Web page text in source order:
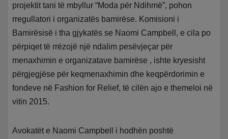
projektit tani të mbyllur “Moda për Ndihmë”, pohon
rregullatori i organizatës bamirëse. Komisioni i
Bamirësisë i tha gjykatës se Naomi Campbell, e cila po
përpiqet të rrëzojë një ndalim pesëvjeçar për
menaxhimin e organizatave bamirëse , ishte kryesisht
përgjegjëse për keqmenaxhimin dhe keqpërdorimin e
fondeve në Fashion for Relief, të cilën ajo e themeloi në
vitin 2015.
Avokatët e Naomi Campbell i hodhën poshtë